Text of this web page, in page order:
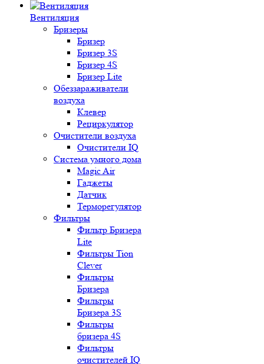
Вентиляция
Бризеры
Бризер
Бризер 3S
Бризер 4S
Бризер Lite
Обеззараживатели
воздуха
Клевер
Рециркулятор
Очистители воздуха
Очистители IQ
Система умного дома
Magic Air
Гаджеты
Датчик
Терморегулятор
Фильтры
Фильтр Бризера
Lite
Фильтры Tion
Clever
Фильтры
Бризера
Фильтры
Бризера 3S
Фильтры
бризера 4S
Фильтры
очистителей IQ